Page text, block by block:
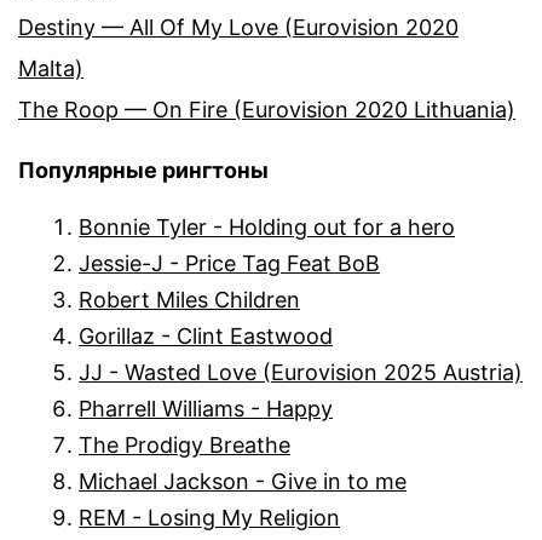
Destiny — All Of My Love (Eurovision 2020
Malta)
The Roop — On Fire (Eurovision 2020 Lithuania)
Популярные рингтоны
Bonnie Tyler - Holding out for a hero
Jessie-J - Price Tag Feat BoB
Robert Miles Children
Gorillaz - Clint Eastwood
JJ - Wasted Love (Eurovision 2025 Austria)
Pharrell Williams - Happy
The Prodigy Breathe
Michael Jackson - Give in to me
REM - Losing My Religion